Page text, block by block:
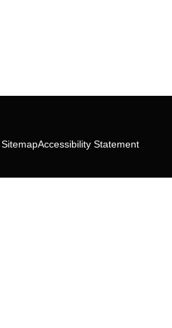
SitemapAccessibility Statement